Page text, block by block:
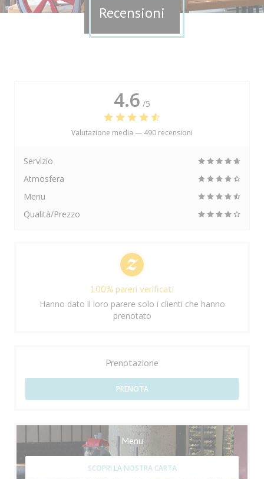
Recensioni
4.6 /5
Valutazione media — 490 recensioni
Servizio
Atmosfera
Menu
Qualità/Prezzo
100% pareri verificati
Hanno dato il loro parere solo i clienti che hanno
prenotato
Prenotazione
PRENOTA
Menu
SCOPRI LA NOSTRA CARTA